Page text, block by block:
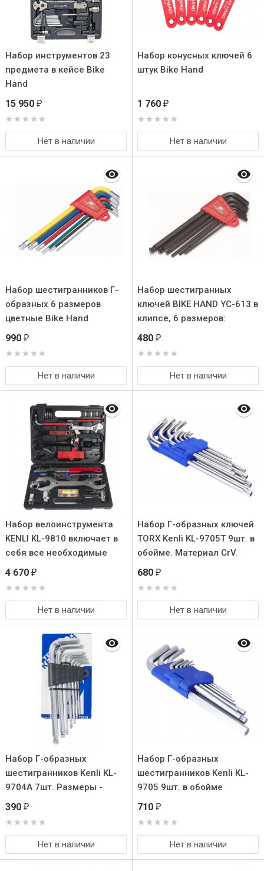
Набор инструментов 23
предмета в кейсе Bike
Hand
15 950 ₽
Нет в наличии
Набор конусных ключей 6
штук Bike Hand
1 760 ₽
Нет в наличии
Набор шестигранников Г-
образных 6 размеров
цветные Bike Hand
990 ₽
Нет в наличии
Набор шестигранных
ключей BIKE HAND YC-613 в
клипсе, 6 размеров:
2/2.5/3/4/5/6mm
480 ₽
Нет в наличии
Набор велоинструмента
KENLI KL-9810 включает в
себя все необходимые
инструменты для
современного велосипеда
своими руками. (всё в
одном-37 предметов).
4 670 ₽
Нет в наличии
Набор Г-образных ключей
TORX Kenli KL-9705T 9шт. в
обойме. Материал CrV.
Размеры:
680 ₽
Нет в наличии
Набор Г-образных
шестигранников Kenli KL-
9704A 7шт. Размеры -
2.5/3/4/5/6/8/10мм.
CrV. Удобная обойма для
хранения.
390 ₽
Нет в наличии
Набор Г-образных
шестигранников Kenli KL-
9705 9шт. в обойме
710 ₽
Нет в наличии